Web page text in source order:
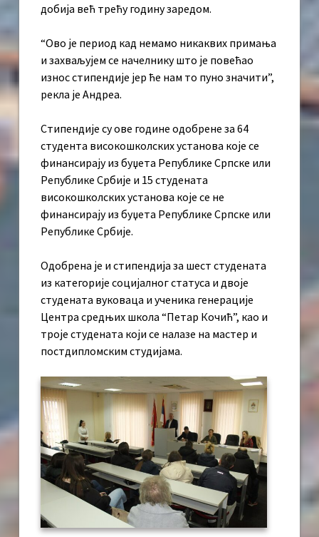
добија већ трећу годину заредом.
“Ово је период кад немамо никаквих примања
и захваљујем се начелнику што је повећао
износ стипендије јер ће нам то пуно значити”,
рекла је Андреа.
Стипендије су ове године одобрене за 64
студента високошколских установа које се
финансирају из буџета Републике Српске или
Републике Србије и 15 студената
високошколских установа које се не
финансирају из буџета Републике Српске или
Републике Србије.
Одобрена је и стипендија за шест студената
из категорије социјалног статуса и двоје
студената вуковаца и ученика генерације
Центра средњих школа “Петар Кочић”, као и
троје студенaта који се налазе на мастер и
постдипломским студијама.